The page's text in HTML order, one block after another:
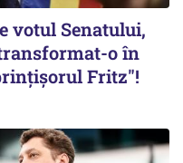
votul Senatului,
o în
Fritz"!